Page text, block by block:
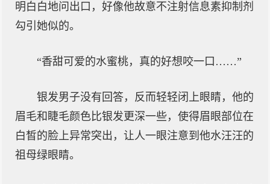
明白白地问出口，好像他故意不注射信息素抑制剂
勾引她似的。
“香甜可爱的水蜜桃，真的好想咬一口……”
银发男子没有回答，反而轻轻闭上眼睛，他的
眉毛和睫毛颜色比银发更深一些，使得眉眼部位在
白皙的脸上异常突出，让人一眼注意到他水汪汪的
祖母绿眼睛。